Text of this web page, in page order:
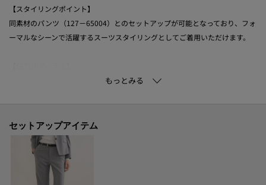
【スタイリングポイント】
同素材のパンツ（127－65004）とのセットアップが可能となっており、フォ
ーマルなシーンで活躍するスーツスタイリングとしてご着用いただけます。
テーラードカラージャケット：127－45004
【素材ポイント】
トルコ：ALTINYLDIZ社の原料です。
ウールと合繊を複合した梳毛ストレッチ素材です。
ポリエステルとの複合により、ケア性も高く、着心地を考えたレーヨンによ
るソフトな風合も特長です。
セットアップアイテム